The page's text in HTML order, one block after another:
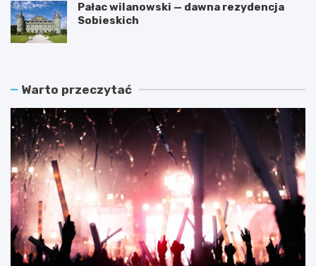
Pałac wilanowski — dawna rezydencja
Sobieskich
Warto przeczytać